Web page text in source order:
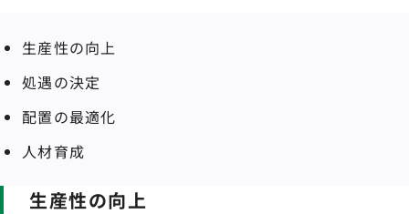
生産性の向上
処遇の決定
配置の最適化
人材育成
生産性の向上